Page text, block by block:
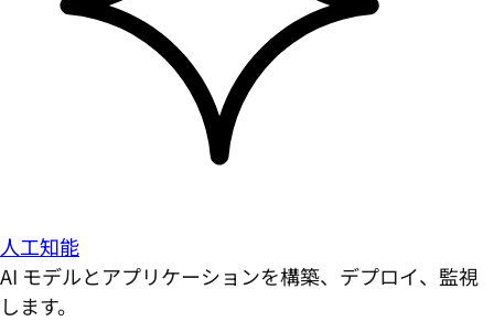
人工知能
AI モデルとアプリケーションを構築、デプロイ、監視
します。